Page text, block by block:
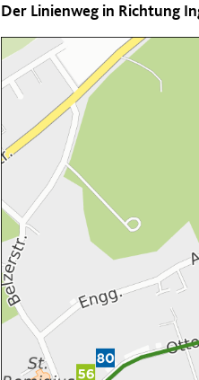
Der Linienweg in Richtung